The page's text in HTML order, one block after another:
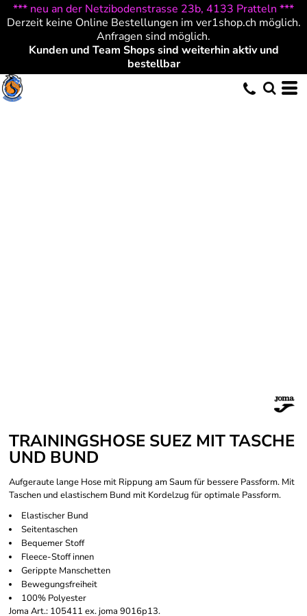
*** neu an der Netzibodenstrasse 23b, 4133 Pratteln ***
Derzeit keine Online Bestellungen im ver1shop.ch möglich.
Anfragen sind möglich.
Kunden und Team Shops sind weiterhin aktiv und
bestellbar
TRAININGSHOSE SUEZ MIT TASCHE
UND BUND
Aufgeraute lange Hose mit Rippung am Saum für bessere Passform. Mit
Taschen und elastischem Bund mit Kordelzug für optimale Passform.
Elastischer Bund
Seitentaschen
Bequemer Stoff
Fleece-Stoff innen
Gerippte Manschetten
Bewegungsfreiheit
100% Polyester
Joma Art.: 105411 ex. joma 9016p13.